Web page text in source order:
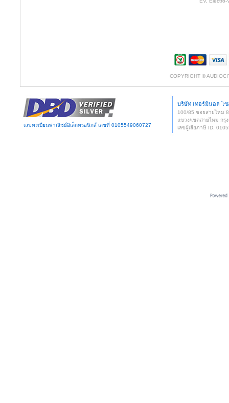
COPYRIGHT ©
เลขทะเบียนพาณิชย์อิเล็กทรอนิกส์ เลขที่ 0105549060727
บริษัท เทอร์มินอล โ
100/85 ซอยสายไหม
แขวง/เขตสายไหม กรุ
เลขผู้เสียภาษี ID: